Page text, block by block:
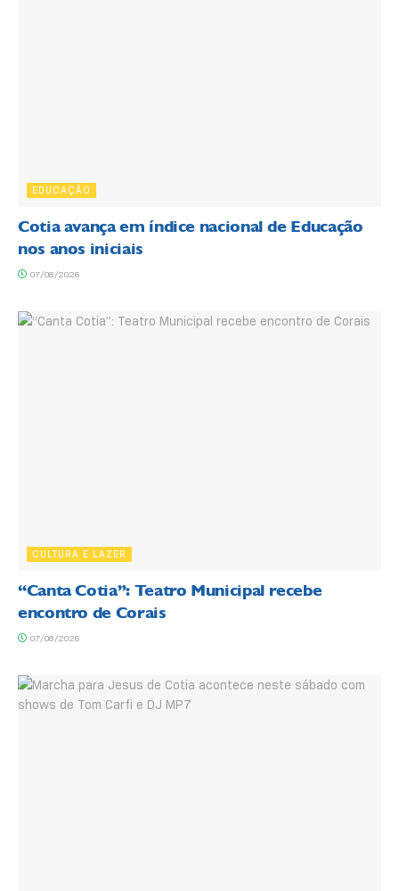
EDUCAÇÃO
Cotia avança em índice nacional de Educação
nos anos iniciais
07/08/2026
CULTURA E LAZER
“Canta Cotia”: Teatro Municipal recebe
encontro de Corais
07/08/2026